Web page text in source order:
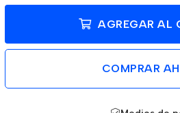
AGREGAR AL
COMPRAR